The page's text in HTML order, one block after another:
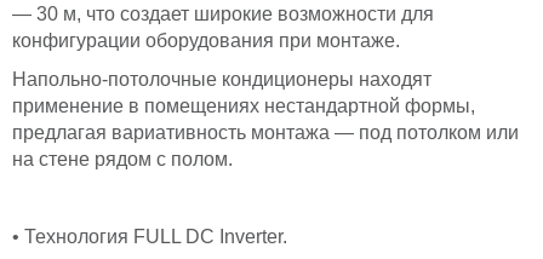
— 30 м, что создает широкие возможности для
конфигурации оборудования при монтаже.
Напольно-потолочные кондиционеры находят
применение в помещениях нестандартной формы,
предлагая вариативность монтажа — под потолком или
на стене рядом с полом.
• Технология FULL DC Inverter.